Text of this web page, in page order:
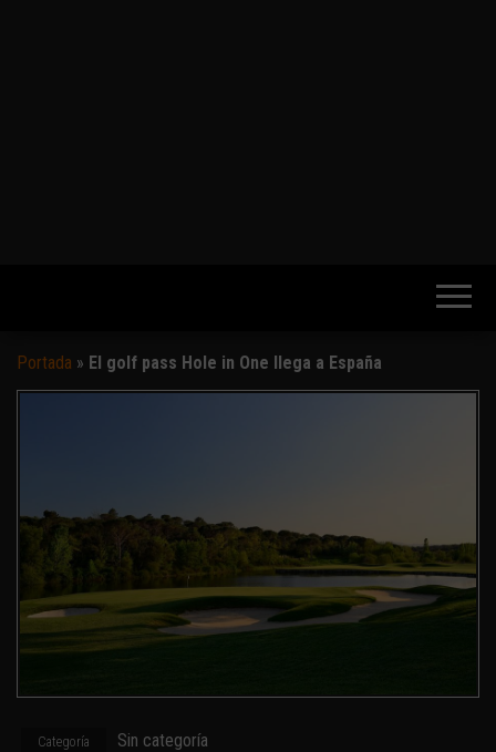
Portada » El golf pass Hole in One llega a España
Categoría Sin categoría